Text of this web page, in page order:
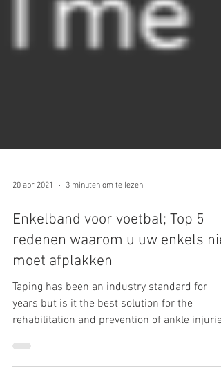
20 apr 2021 3 minuten om te lezen
Enkelband voor voetbal; Top 5
redenen waarom u uw enkels
moet afplakken